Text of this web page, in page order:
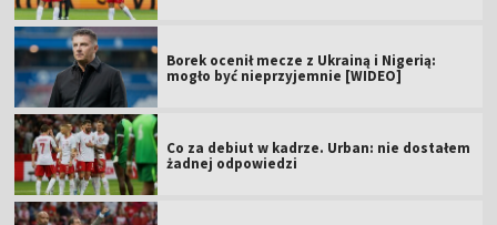
Borek ocenił mecze z Ukrainą i Nigerią:
mogło być nieprzyjemnie [WIDEO]
Co za debiut w kadrze. Urban: nie dostałem
żadnej odpowiedzi